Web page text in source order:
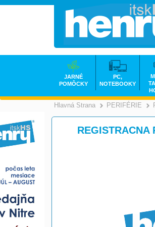
Hlavná Strana PERIFÉRIE
REGISTRACNA
JARNÉ
POMÔCKY
PC,
NOTEBOOKY